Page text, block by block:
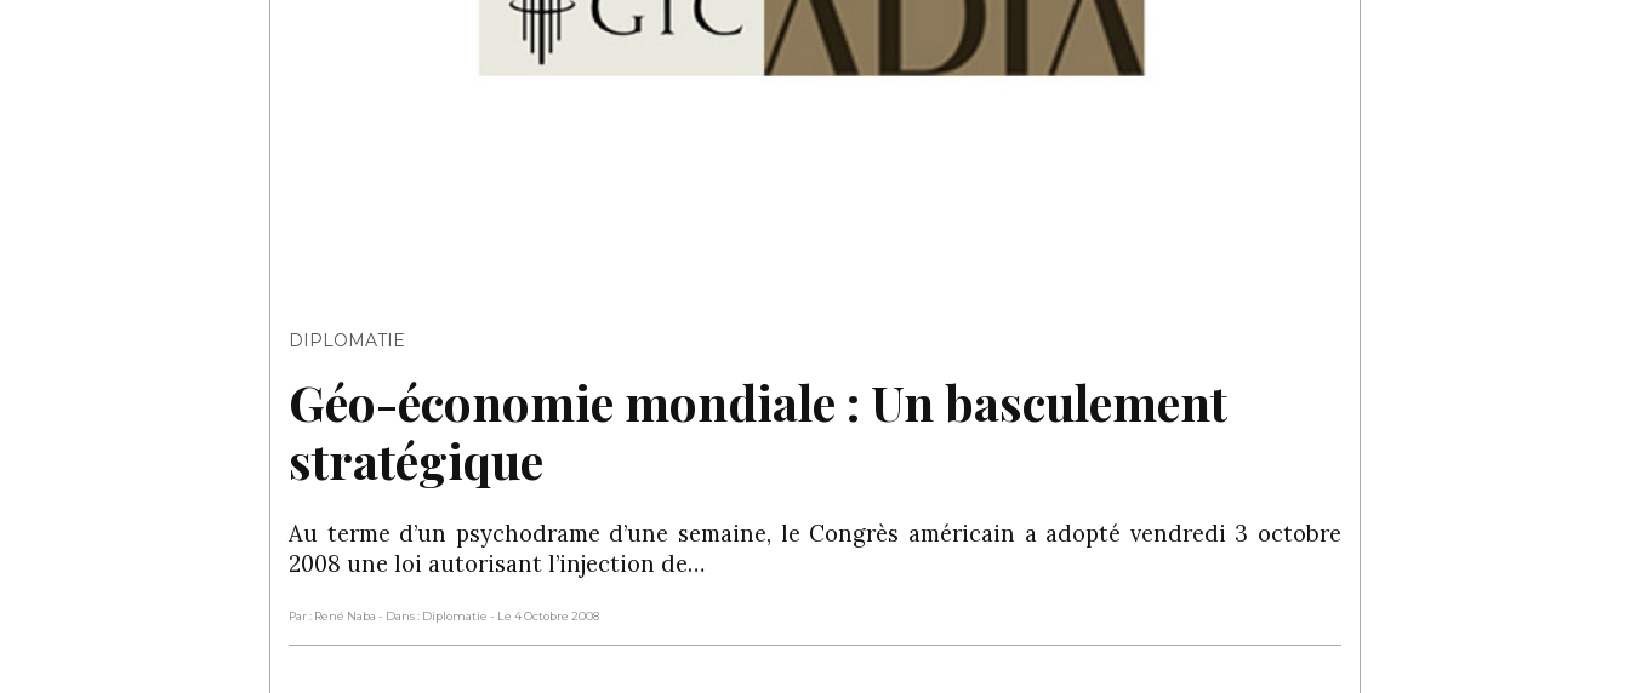
DIPLOMATIE
Géo-économie mondiale : Un basculement
stratégique
Au terme d’un psychodrame d’une semaine, le Congrès américain a adopté vendredi 3 octobre
2008 une loi autorisant l’injection de…
Par : René Naba - Dans : Diplomatie - Le 4 Octobre 2008